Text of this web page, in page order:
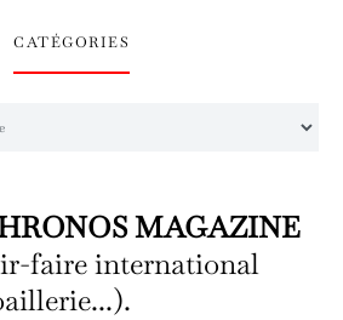
CATÉGORIES
MAGAZINE
faire international